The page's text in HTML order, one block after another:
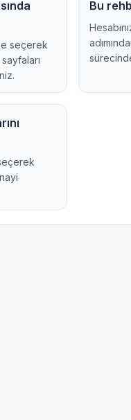
seçerek
Bu